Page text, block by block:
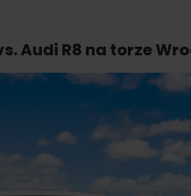
Audi R8 na torze